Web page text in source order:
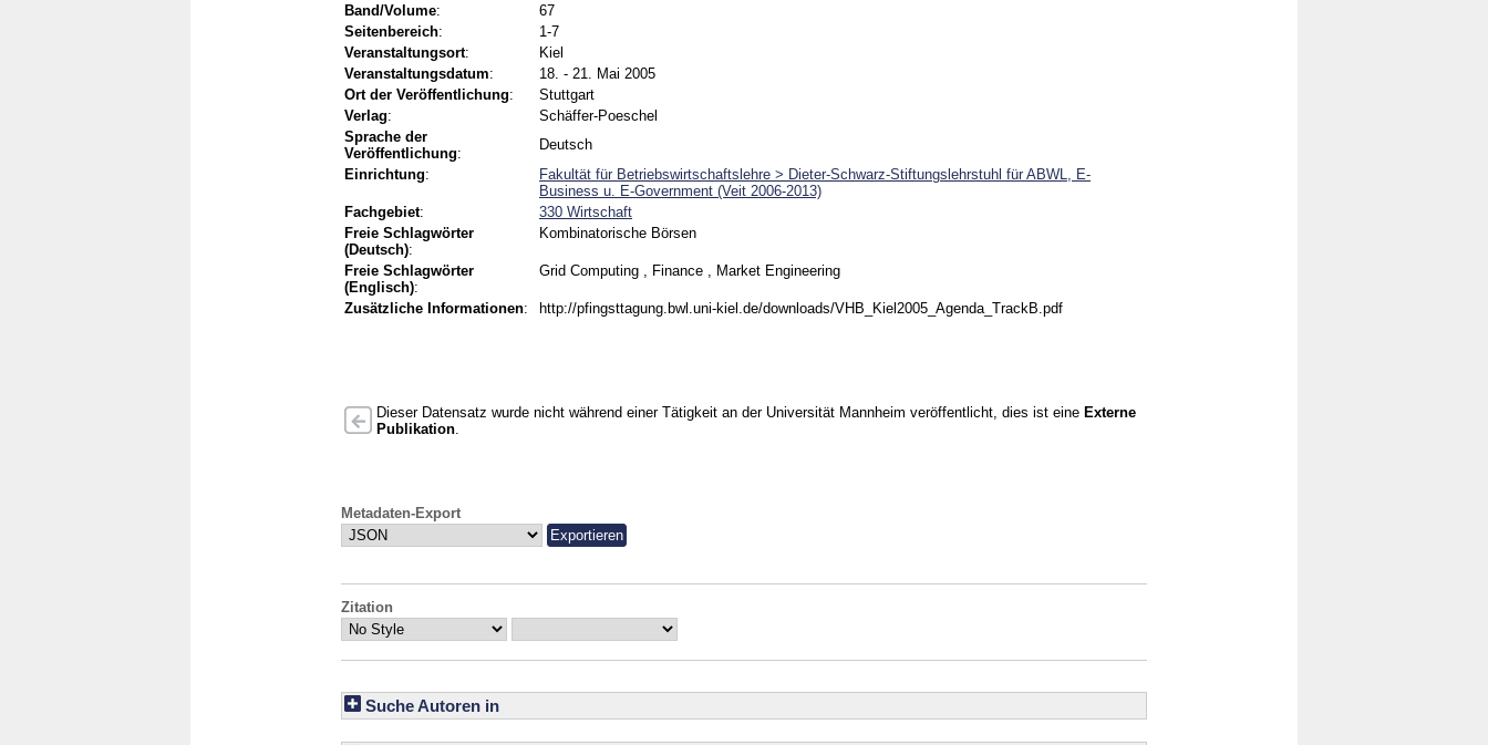
Band/Volume:
67
Seitenbereich:
1-7
Veranstaltungsort:
Kiel
Veranstaltungsdatum:
18. - 21. Mai 2005
Ort der Veröffentlichung:
Stuttgart
Verlag:
Schäffer-Poeschel
Sprache der
Veröffentlichung:
Deutsch
Einrichtung:
Fakultät für Betriebswirtschaftslehre > Dieter-Schwarz-Stiftungslehrstuhl für ABWL, E-
Business u. E-Government (Veit 2006-2013)
Fachgebiet:
330 Wirtschaft
Freie Schlagwörter
(Deutsch):
Kombinatorische Börsen
Freie Schlagwörter
(Englisch):
Grid Computing , Finance , Market Engineering
Zusätzliche Informationen: http://pfingsttagung.bwl.uni-kiel.de/downloads/VHB_Kiel2005_Agenda_TrackB.pdf
Dieser Datensatz wurde nicht während einer Tätigkeit an der Universität Mannheim veröffentlicht, dies ist eine Externe
Publikation
Metadaten-Export
Zitation
Suche Autoren in